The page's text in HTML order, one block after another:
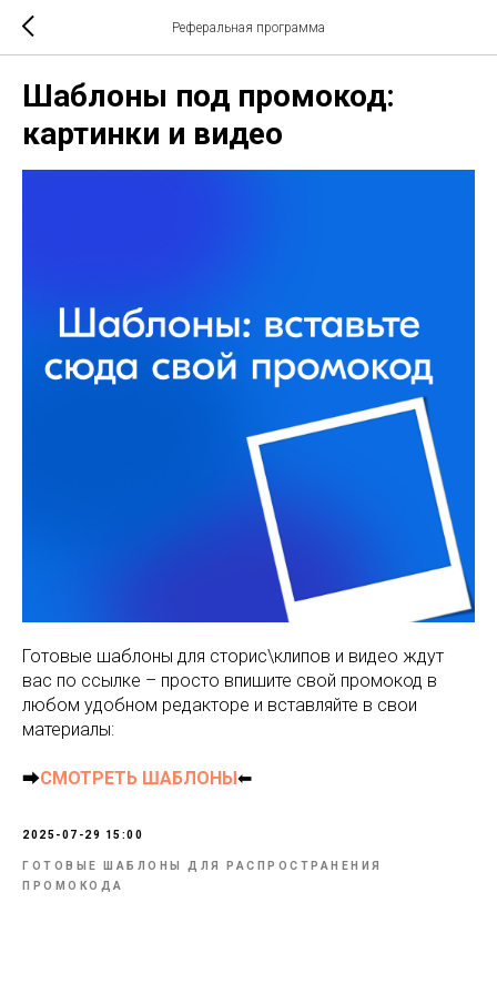
Реферальная программа
Шаблоны под промокод:
картинки и видео
Готовые шаблоны для сторис\клипов и видео ждут
вас по ссылке – просто впишите свой промокод в
любом удобном редакторе и вставляйте в свои
материалы:
⮕СМОТРЕТЬ ШАБЛОНЫ⬅
2025-07-29 15:00
ГОТОВЫЕ ШАБЛОНЫ ДЛЯ РАСПРОСТРАНЕНИЯ
ПРОМОКОДА